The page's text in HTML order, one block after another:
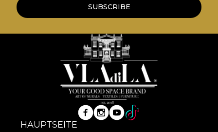
SUBSCRIBE
HAUPTSEITE